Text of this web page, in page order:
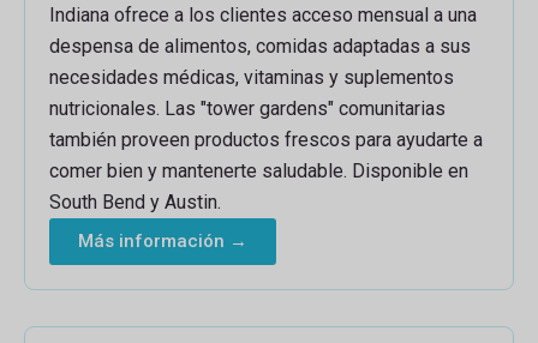
Indiana ofrece a los clientes acceso mensual a una
despensa de alimentos, comidas adaptadas a sus
necesidades médicas, vitaminas y suplementos
nutricionales. Las "tower gardens" comunitarias
también proveen productos frescos para ayudarte a
comer bien y mantenerte saludable. Disponible en
South Bend y Austin.
Más información →